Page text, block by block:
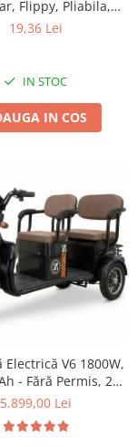
Flippy, Pliabila,
Fermoar
de Pat, Jucarii,
19,36 Lei
IN STOC
IN COS
V6 1800W,
- Fără Permis, 2
Autonomie 80 km,
5.899,00 Lei